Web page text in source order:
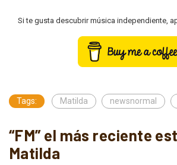
Si te gusta descubrir música independiente,
Tags: Matilda newsnormal
“FM” el más reciente
Matilda